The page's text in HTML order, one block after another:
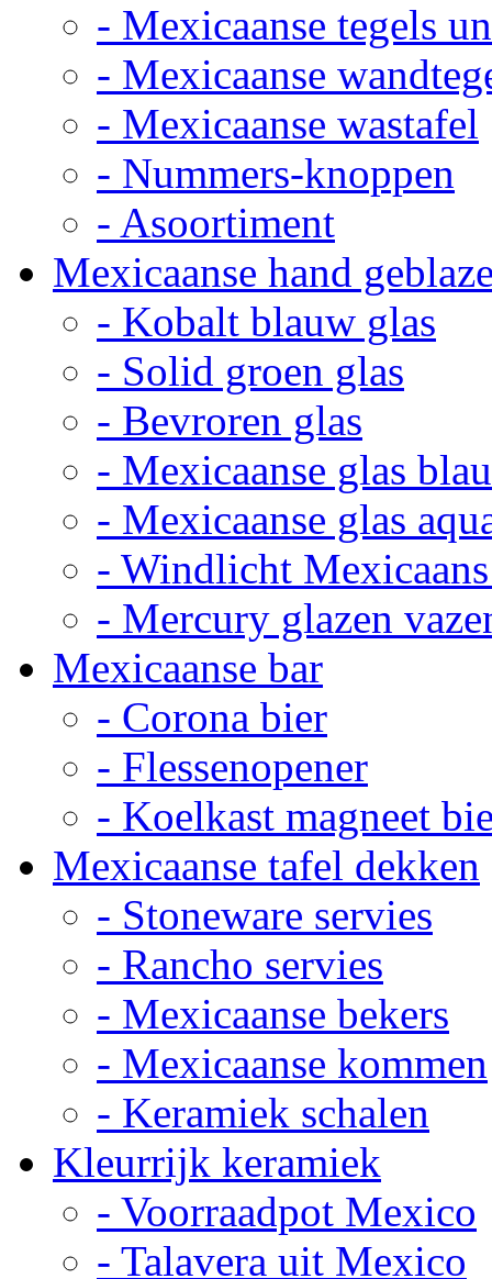
- Mexicaanse tegels
- Mexicaanse
- Mexicaanse wastafel
- Nummers-knoppen
- Asoortiment
Mexicaanse hand
- Kobalt blauw glas
- Solid groen glas
- Bevroren glas
- Mexicaanse glas
- Mexicaanse glas
- Windlicht
- Mercury glazen
Mexicaanse bar
- Corona bier
- Flessenopener
- Koelkast magneet
Mexicaanse tafel dekken
- Stoneware servies
- Rancho servies
- Mexicaanse bekers
- Mexicaanse kommen
- Keramiek schalen
Kleurrijk keramiek
- Voorraadpot Mexico
- Talavera uit Mexico